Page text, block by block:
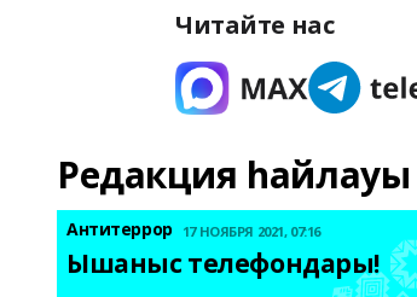
Читайте нас
Редакция һайлауы
Антитеррор 17 НОЯБРЯ 2021, 07:16
Ышаныс телефондары!